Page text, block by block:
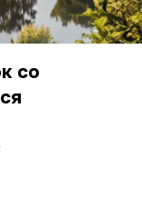
со